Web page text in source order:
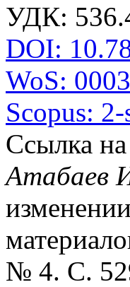
УДК:
DOI:
WoS:
Scopus:
Ссылка
Атабаев
№ 4. С.